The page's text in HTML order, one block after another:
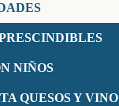
NIÑOS
QUESOS Y VINO